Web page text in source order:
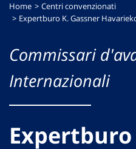
Home
Centri convenzionati
Expertburo K. Gassner
Commissari
Internazionali
Expertburo